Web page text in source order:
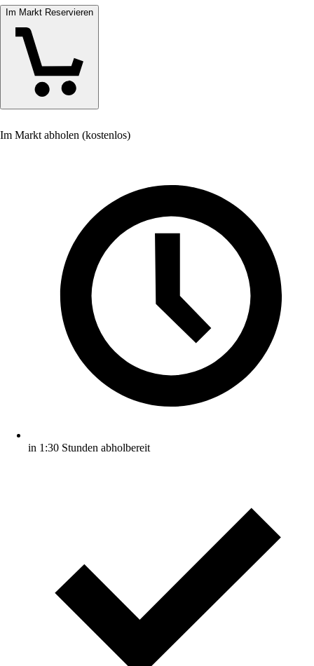
Im Markt Reservieren
Im Markt abholen (kostenlos)
in 1:30 Stunden abholbereit